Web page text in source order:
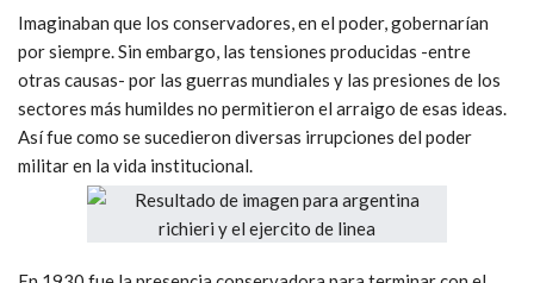
Imaginaban que los conservadores, en el poder, gobernarían
por siempre. Sin embargo, las tensiones producidas -entre
otras causas- por las guerras mundiales y las presiones de los
sectores más humildes no permitieron el arraigo de esas ideas.
Así fue como se sucedieron diversas irrupciones del poder
militar en la vida institucional.